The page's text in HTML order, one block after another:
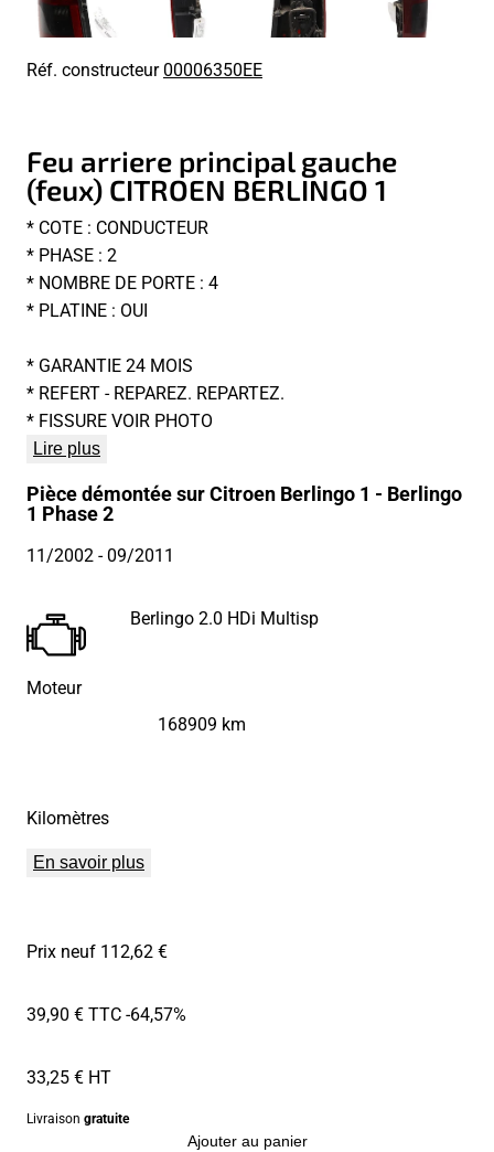
Réf. constructeur00006350EE
Feu arriere principal gauche
(feux) CITROEN BERLINGO 1
* COTE : CONDUCTEUR
* PHASE : 2
* NOMBRE DE PORTE : 4
* PLATINE : OUI
* GARANTIE 24 MOIS
* REFERT - REPAREZ. REPARTEZ.
* FISSURE VOIR PHOTO
Lire plus
Pièce démontée sur Citroen Berlingo 1 - Berlingo
1 Phase 2
11/2002- 09/2011
Moteur
Berlingo 2.0 HDi Multisp
Kilomètres
168909 km
En savoir plus
Prix neuf 112,62 €
39,90 € TTC-64,57%
33,25 € HT
Livraison gratuite
Ajouter au panier